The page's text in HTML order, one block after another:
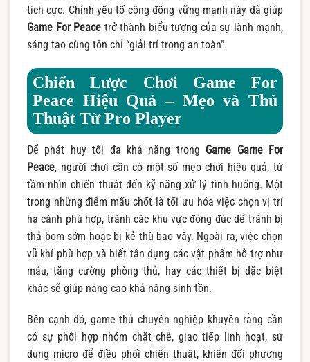
tích cực. Chính yếu tố cộng đồng vững mạnh này đã giúp
Game For Peace trở thành biểu tượng của sự lành mạnh,
sáng tạo cùng tôn chỉ “giải trí trong an toàn”.
Chiến Lược Chơi Game For
Peace Hiệu Quả – Mẹo và Thủ
Thuật Từ Pro Player
Để phát huy tối đa khả năng trong Game Game For
Peace, người chơi cần có một số mẹo chơi hiệu quả, từ
tầm nhìn chiến thuật đến kỹ năng xử lý tình huống. Một
trong những điểm mấu chốt là tối ưu hóa việc chọn vị trí
hạ cánh phù hợp, tránh các khu vực đông đúc để tránh bị
thả bom sớm hoặc bị kẻ thù bao vây. Ngoài ra, việc chọn
vũ khí phù hợp và biết tận dụng các vật phẩm hỗ trợ như
máu, tăng cường phòng thủ, hay các thiết bị đặc biệt
khác sẽ giúp nâng cao khả năng sinh tồn.
Bên cạnh đó, game thủ chuyên nghiệp khuyên rằng cần
có sự phối hợp nhóm chặt chẽ, giao tiếp linh hoạt, sử
dụng micro để điều phối chiến thuật, khiến đối phương